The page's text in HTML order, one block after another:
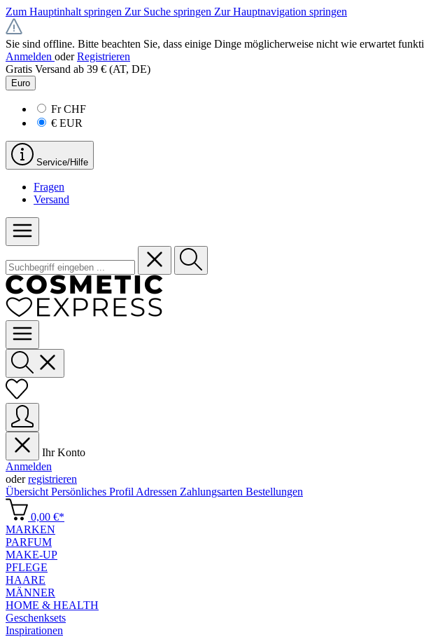
Zum Hauptinhalt springen Zur Suche springen Zur Hauptnavigation springen
Sie sind offline. Bitte beachten Sie, dass einige Dinge möglicherweise nicht wie erwartet
Anmelden oder Registrieren
Gratis Versand ab 39 € (AT, DE)
Euro
FrCHF
€ EUR
Service/Hilfe
Fragen
Versand
Ihr Konto
Anmelden
oderregistrieren
Übersicht Persönliches Profil Adressen Zahlungsarten Bestellungen
0,00 €*
MARKEN
PARFUM
MAKE-UP
PFLEGE
HAARE
MÄNNER
HOME & HEALTH
Geschenksets
Inspirationen